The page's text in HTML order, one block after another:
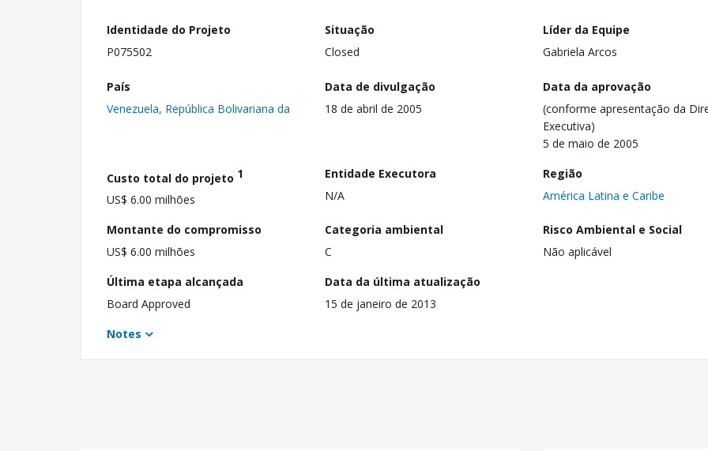
Identidade do Projeto
P075502
Situação
Closed
Líder da Equipe
Gabriela Arcos
País
Venezuela, República Bolivariana da
Data de divulgação
18 de abril de 2005
Data da aprovação
(conforme apresentação da
Executiva)
5 de maio de 2005
Custo total do projeto 1
US$ 6.00 milhões
Entidade Executora
N/A
Região
América Latina e Caribe
Montante do compromisso
US$ 6.00 milhões
Categoria ambiental
C
Risco Ambiental e Social
Não aplicável
Última etapa alcançada
Board Approved
Data da última atualização
15 de janeiro de 2013
Notes